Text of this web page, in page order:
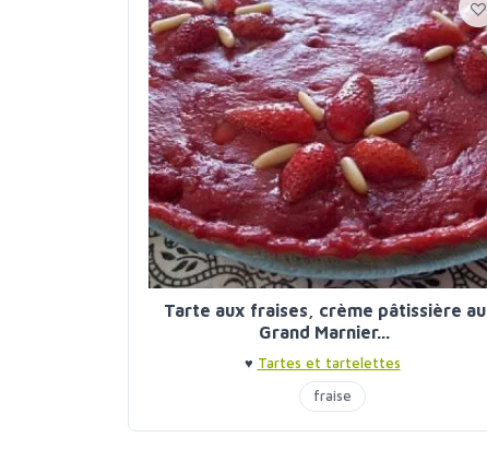
Tarte aux fraises, crème pâtissière au
Grand Marnier...
♥ Tartes et tartelettes
fraise